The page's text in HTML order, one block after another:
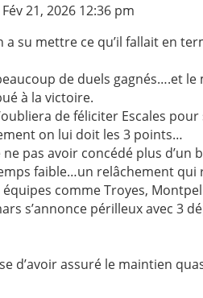
21, 2026 12:36 pm
a su mettre ce qu’il fallait en
de duels gagnés….et le
à la victoire.
de féliciter Escales
on lui doit les 3 points…
ne pas avoir concédé plus d’un
faible…un relâchement qui
comme Troyes,
s’annonce périlleux avec 3
d’avoir assuré le maintien